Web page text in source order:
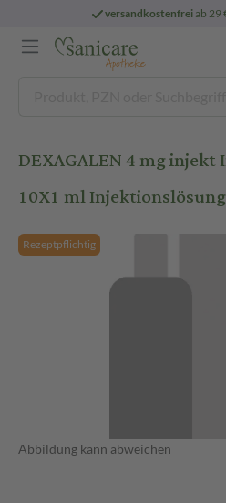
versandkostenfreiab 29
DEXAGALEN 4 mg
10X1 ml Injektionslösung
Rezeptpflichtig
Abbildung kann abweichen